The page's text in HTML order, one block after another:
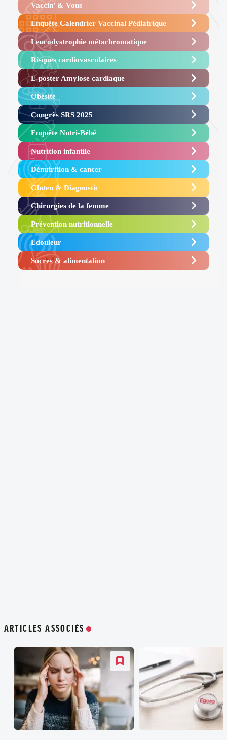
Vaccin’ & Vous
Enquête Calendrier Vaccinal Pédiatrique
Leucodystrophie métachromatique
Risques cardiovasculaires
E-poster Amylose cardiaque ​
Obésité ​
Congrès SRS 2025 ​
Enquête Nutri-Bébé ​
Nutrition infantile
Dénutrition & cancer
Gluten & Diagnostic
Chirurgies de la femme
Prévention nutritionnelle
Edouleur​
Sucres & alimentation​
ARTICLES ASSOCIÉS